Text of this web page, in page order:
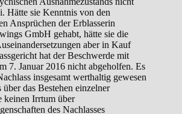
Hätte sie Kenntnis von den
Ansprüchen der Erblasserin
GmbH gehabt, hätte sie die
aber in Kauf
hat der Beschwerde mit
7. Januar 2016 nicht abgeholfen. Es
insgesamt werthaltig gewesen
das Bestehen einzelner
keinen Irrtum über
des Nachlasses